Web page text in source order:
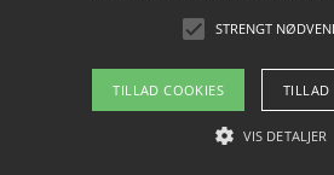
Copyright 2026 -
Om / kontakt
Blog
STRENGT
TILLAD COOKIES TILLAD
VIS DETALJER